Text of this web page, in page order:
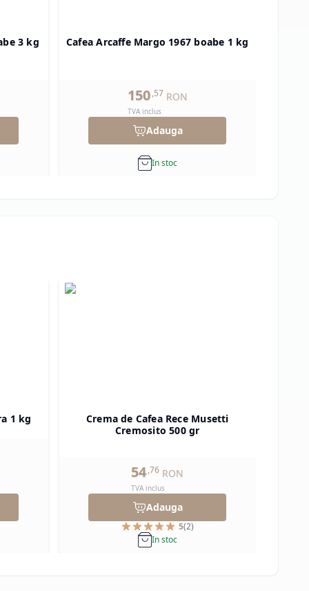
3 kg Cafea Arcaffe Margo 1967 boabe 1 kg
150,57 RON
TVA inclus
Adauga
In stoc
1 kg
Crema de Cafea Rece Musetti
Cremosito 500 gr
54,76 RON
TVA inclus
Adauga
5(2)
In stoc